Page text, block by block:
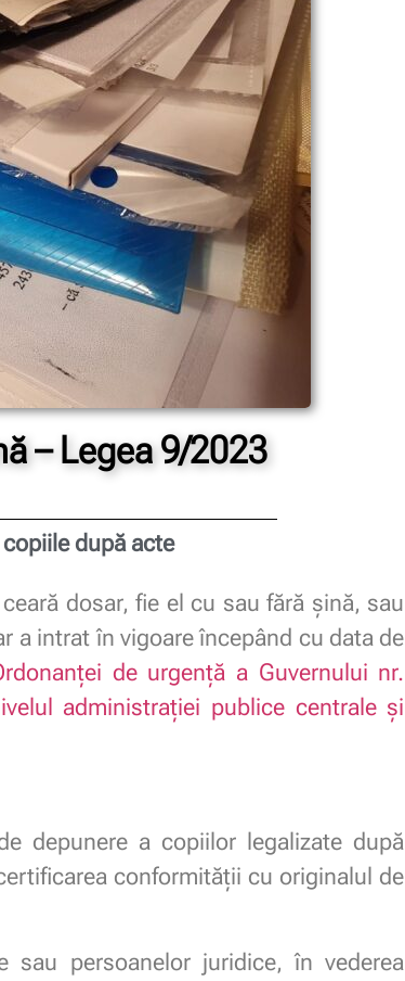
– Legea 9/2023
după acte
dosar, fie el cu sau fără șină, sau
a intrat în vigoare începând cu data de
de urgenţă a Guvernului nr.
administraţiei publice centrale şi
depunere a copiilor legalizate după
conformităţii cu originalul de
persoanelor juridice, în vederea